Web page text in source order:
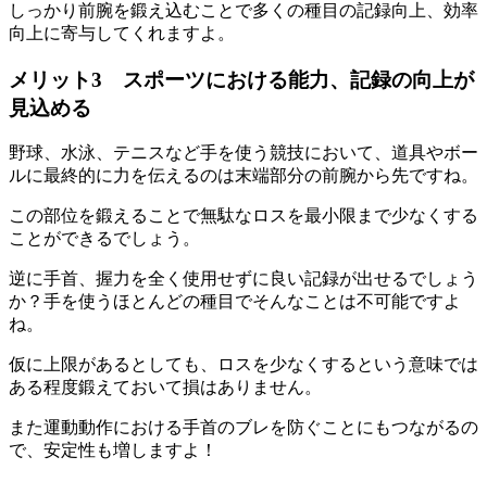
しっかり前腕を鍛え込むことで多くの種目の記録向上、効率
向上に寄与してくれますよ。
メリット3 スポーツにおける能力、記録の向上が
見込める
野球、水泳、テニスなど手を使う競技において、道具やボー
ルに最終的に力を伝えるのは末端部分の前腕から先ですね。
この部位を鍛えることで無駄なロスを最小限まで少なくする
ことができるでしょう。
逆に手首、握力を全く使用せずに良い記録が出せるでしょう
か？手を使うほとんどの種目でそんなことは不可能ですよ
ね。
仮に上限があるとしても、ロスを少なくするという意味では
ある程度鍛えておいて損はありません。
また運動動作における手首のブレを防ぐことにもつながるの
で、安定性も増しますよ！